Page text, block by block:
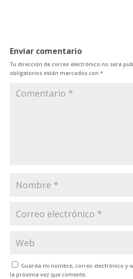
Enviar comentario
Tu dirección de correo electrónico no será
obligatorios están marcados con *
Guarda mi nombre, correo electrónico y
la próxima vez que comente.